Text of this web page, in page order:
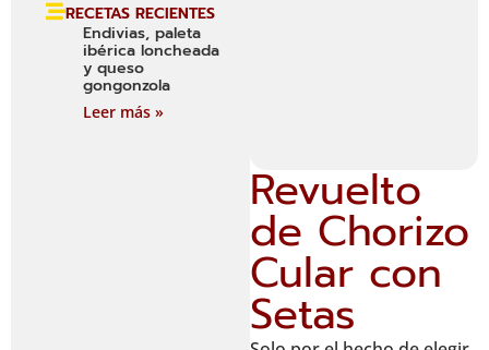
RECETAS RECIENTES
Endivias, paleta
ibérica loncheada
y queso
gongonzola
Leer más »
Revuelto
de Chorizo
Cular con
Setas